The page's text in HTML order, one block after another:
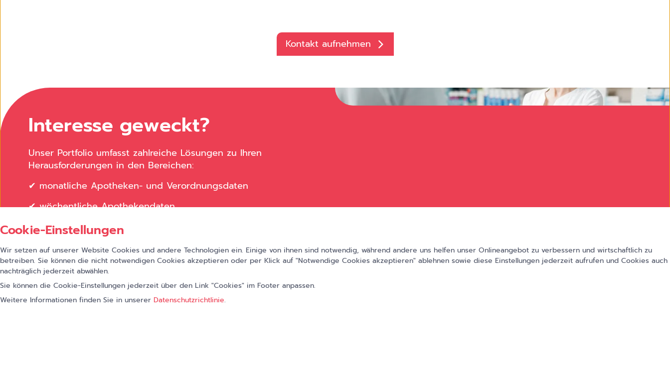
Kontakt aufnehmen
Apotheke
Interesse geweckt?
Unser Portfolio umfasst zahlreiche Lösungen zu Ihren
Herausforderungen in den Bereichen:
✔ monatliche Apotheken- und Verordnungsdaten
✔ wöchentliche Apothekendaten
✔ Patentdaten
Zurück zur Produktübersicht
Cookie-Einstellungen
Wir setzen auf unserer Website Cookies und andere Technologien ein. Einige von ihnen sind notwendig, während andere uns helfen unser Onlineangebot zu verbessern und wirtschaftlich zu
betreiben. Sie können die nicht notwendigen Cookies akzeptieren oder per Klick auf "Notwendige Cookies akzeptieren" ablehnen sowie diese Einstellungen jederzeit aufrufen und Cookies auch
nachträglich jederzeit abwählen.
Sie können die Cookie-Einstellungen jederzeit über den Link "Cookies" im Footer anpassen.
Weitere Informationen finden Sie in unserer Datenschutzrichtlinie.